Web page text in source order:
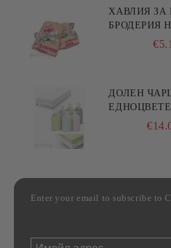
ХАВЛИЯ ЗА
БРОДЕРИЯ
МАЙКА/
ДОЛЕН
РАЗЛИЧНИ
Enter your email to subscribe